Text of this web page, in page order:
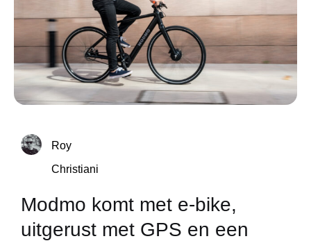
Roy
Christiani
Modmo komt met e-bike,
uitgerust met GPS en een